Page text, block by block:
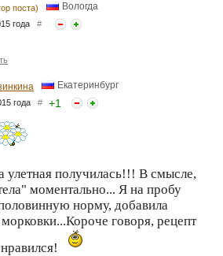
поста) Вологда
года #
Екатеринбург
года # +1
улетная получилась!!! В смысле,
моментально... Я на пробу
норму, добавила
говоря, рецепт